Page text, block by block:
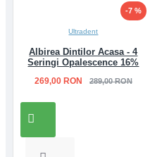
-7 %
Ultradent
Albirea Dintilor Acasa - 4
Seringi Opalescence 16%
269,00 RON 289,00 RON